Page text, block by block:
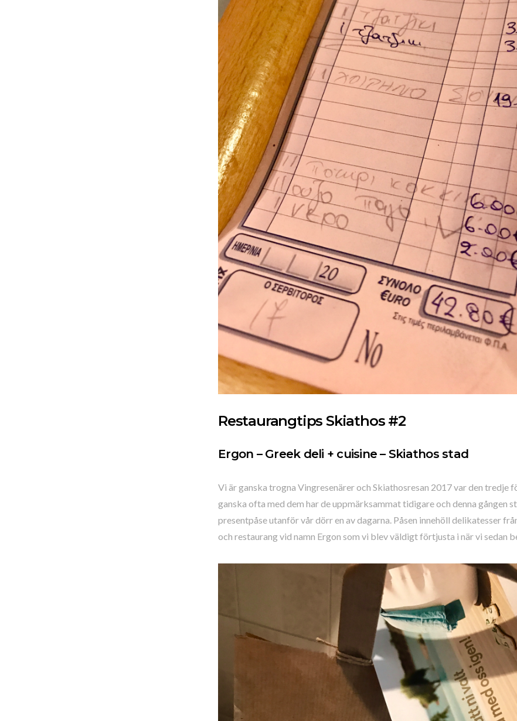
Restaurangtips Skiathos #2
Ergon – Greek deli + cuisine – Skiathos stad
Vi är ganska trogna Vingresenärer och Skiathosresan 2017 var den tredje
ganska ofta med dem har de uppmärksammat tidigare och denna gången
presentpåse utanför vår dörr en av dagarna. Påsen innehöll delikatesser
och restaurang vid namn Ergon som vi blev väldigt förtjusta i när vi sedan